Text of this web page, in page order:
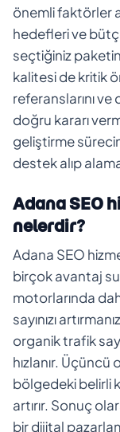
önemli faktörler
hedefleri ve
seçtiğiniz
kalitesi de kritik
referanslarını ve
doğru kararı
geliştirme
destek alıp
Adana SEO
nelerdir?
Adana SEO
birçok avantaj
motorlarında
sayınızı
organik trafik
hızlanır. Üçüncü
bölgedeki belirli
artırır. Sonuç
bir dijital